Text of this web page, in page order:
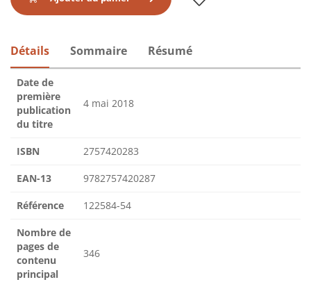
Détails Sommaire Résumé
Date de
première
publication
du titre
4 mai 2018
ISBN 2757420283
EAN-13 9782757420287
Référence 122584-54
Nombre de
pages de
contenu
principal
346